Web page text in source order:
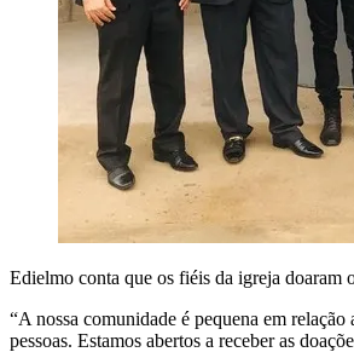
Edielmo conta que os fiéis da igreja doaram
“A nossa comunidade é pequena em
pessoas. Estamos abertos a receber as